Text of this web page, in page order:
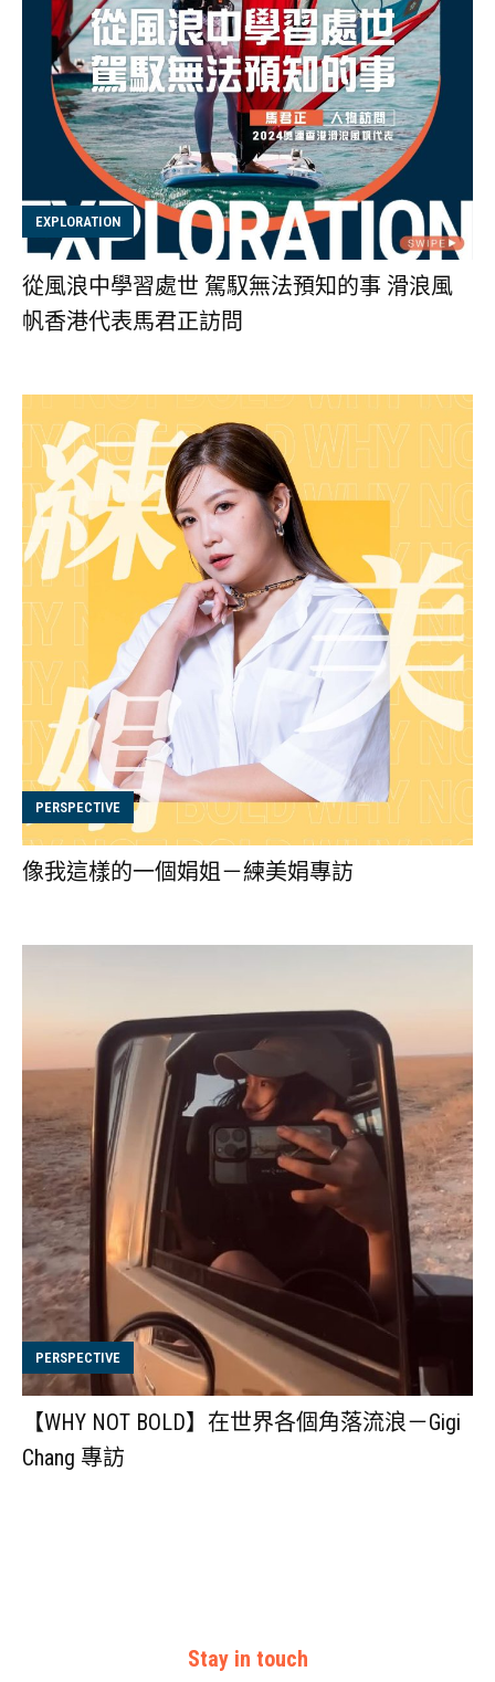
EXPLORATION
從風浪中學習處世 駕馭無法預知的事 滑浪風
帆香港代表馬君正訪問
PERSPECTIVE
像我這樣的一個娟姐－練美娟專訪
PERSPECTIVE
【WHY NOT BOLD】在世界各個角落流浪－Gigi
Chang 專訪
Stay in touch